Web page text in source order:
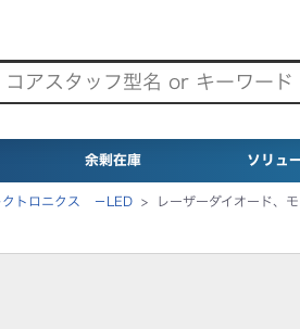
余剰在庫 ソリュ
クトロニクス －LED > レーザーダイオード、